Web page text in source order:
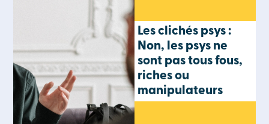
Les clichés psys :
Non, les psys ne
sont pas tous fous,
riches ou
manipulateurs